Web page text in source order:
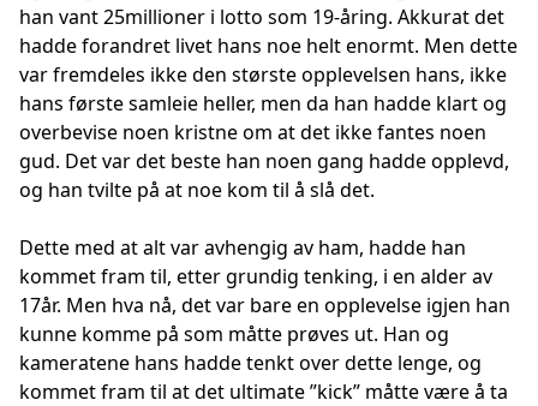
han vant 25millioner i lotto som 19-åring. Akkurat det
hadde forandret livet hans noe helt enormt. Men dette
var fremdeles ikke den største opplevelsen hans, ikke
hans første samleie heller, men da han hadde klart og
overbevise noen kristne om at det ikke fantes noen
gud. Det var det beste han noen gang hadde opplevd,
og han tvilte på at noe kom til å slå det.
Dette med at alt var avhengig av ham, hadde han
kommet fram til, etter grundig tenking, i en alder av
17år. Men hva nå, det var bare en opplevelse igjen han
kunne komme på som måtte prøves ut. Han og
kameratene hans hadde tenkt over dette lenge, og
kommet fram til at det ultimate ”kick” måtte være å ta